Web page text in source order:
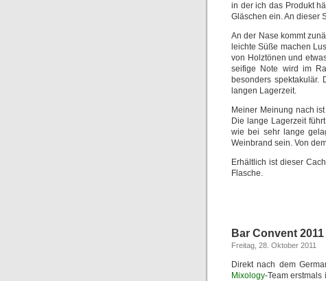
in der ich das Produkt
Gläschen ein. An dieser
An der Nase kommt
leichte Süße machen
von Holztönen und
seifige Note wird im
besonders
langen Lagerzeit.
Meiner Meinung nach
Die lange Lagerzeit
wie bei sehr lange
Weinbrand sein. Von
Erhältlich ist dieser
Flasche.
Bar Convent 2011
Freitag, 28. Oktober 2011
Direkt nach dem
Mixology-Team erstmals